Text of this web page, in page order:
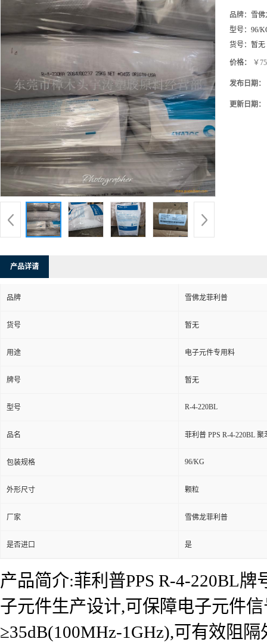
品牌： 雪
型号： 96/
货号： 暂无
价格： ￥
发布日期：
更新日期：
产品详请
品牌 雪佛龙菲利普
货号 暂无
用途 电子元件专用料
牌号 暂无
型号 R-4-220BL
品名 菲利普 PPS R-4-220BL
包装规格 96/KG
外形尺寸 颗粒
厂家 雪佛龙菲利普
是否进口 是
产品简介:菲利普PPS R-4-220BL
子元件生产设计,可保障电子元件
≥35dB(100MHz-1GHz),可有效阻